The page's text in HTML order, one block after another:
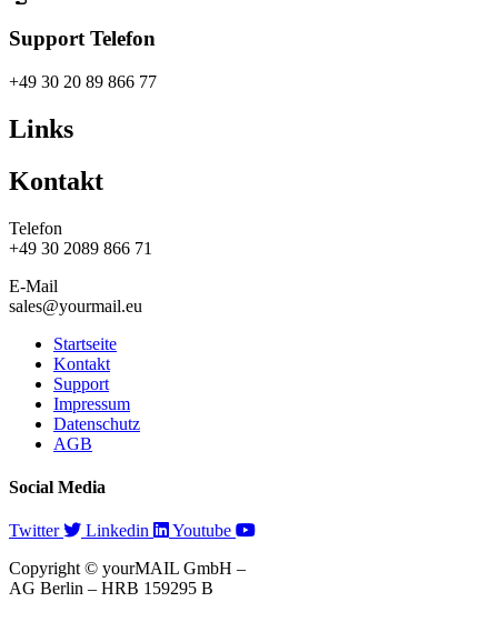
Support Telefon
+49 30 20 89 866 77
Links
Kontakt
Telefon
+49 30 2089 866 71
E-Mail
sales@yourmail.eu
Startseite
Kontakt
Support
Impressum
Datenschutz
AGB
Social Media
Twitter Linkedin
Youtube
Copyright © yourMAIL GmbH –
AG Berlin – HRB 159295 B